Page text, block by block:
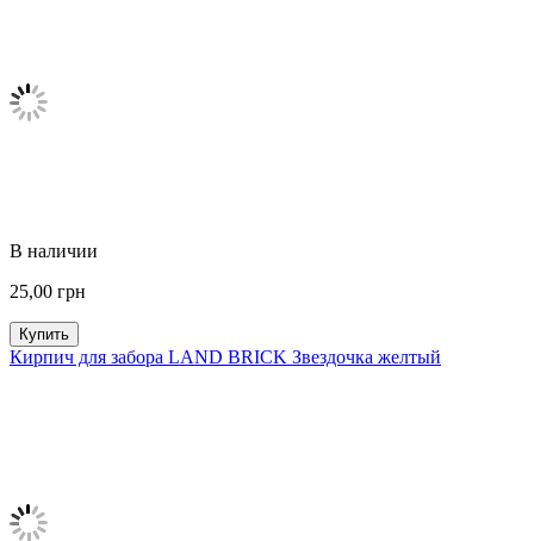
В наличии
25,00 грн
Купить
Кирпич для забора LAND BRICK Звездочка желтый